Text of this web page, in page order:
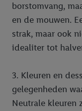
borstomvang,
en de mouwen.
strak, maar ook
idealiter tot
3. Kleuren en
gelegenheden
Neutrale kleuren